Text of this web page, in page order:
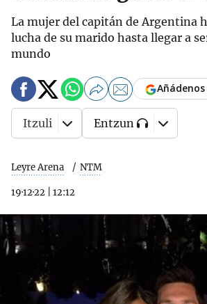
La mujer del capitán de Argentina
lucha de su marido hasta llegar a
mundo
Leyre Arena NTM
19·12·22 12:12
Itzuli Entzun